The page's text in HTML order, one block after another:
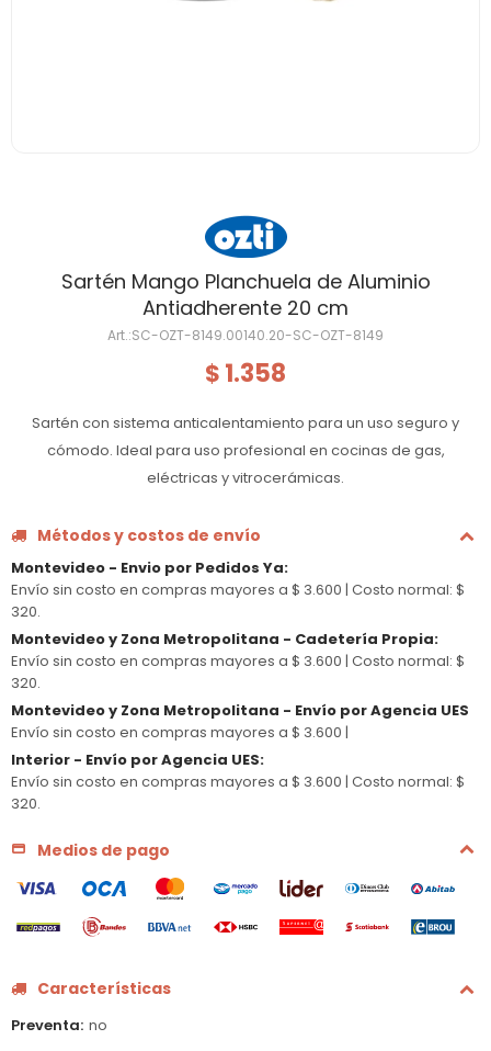
Sartén Mango Planchuela de Aluminio
Antiadherente 20 cm
SC-OZT-8149.00140.20-SC-OZT-8149
$ 1.358
Sartén con sistema anticalentamiento para un uso seguro y
cómodo. Ideal para uso profesional en cocinas de gas,
eléctricas y vitrocerámicas.
Métodos y costos de envío
Montevideo - Envio por Pedidos Ya:
Envío sin costo en compras mayores a $ 3.600 | Costo normal: $
320.
Montevideo y Zona Metropolitana - Cadetería Propia:
Envío sin costo en compras mayores a $ 3.600 | Costo normal: $
320.
Montevideo y Zona Metropolitana - Envío por Agencia UES
Envío sin costo en compras mayores a $ 3.600 |
Interior - Envío por Agencia UES:
Envío sin costo en compras mayores a $ 3.600 | Costo normal: $
320.
Medios de pago
Características
Preventa no